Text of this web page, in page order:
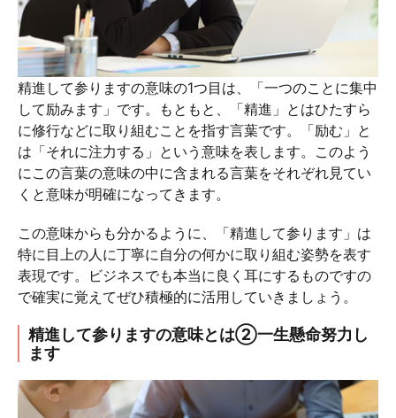
精進して参りますの意味の1つ目は、「一つのことに集中
して励みます」です。もともと、「精進」とはひたすら
に修行などに取り組むことを指す言葉です。「励む」と
は「それに注力する」という意味を表します。このよう
にこの言葉の意味の中に含まれる言葉をそれぞれ見てい
くと意味が明確になってきます。
この意味からも分かるように、「精進して参ります」は
特に目上の人に丁寧に自分の何かに取り組む姿勢を表す
表現です。ビジネスでも本当に良く耳にするものですの
で確実に覚えてぜひ積極的に活用していきましょう。
精進して参りますの意味とは②一生懸命努力し
ます